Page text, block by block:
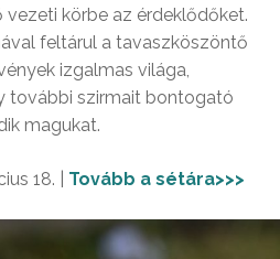
vezeti körbe az érdeklődőket.
feltárul a tavaszköszöntő
izgalmas világa,
további szirmait bontogató
magukat.
18. | Tovább a sétára>>>